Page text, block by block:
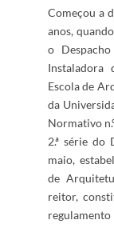
Começou a
anos,
o
Instaladora
Escola de
da
Normativo
2.ª série do
maio,
de
reitor,